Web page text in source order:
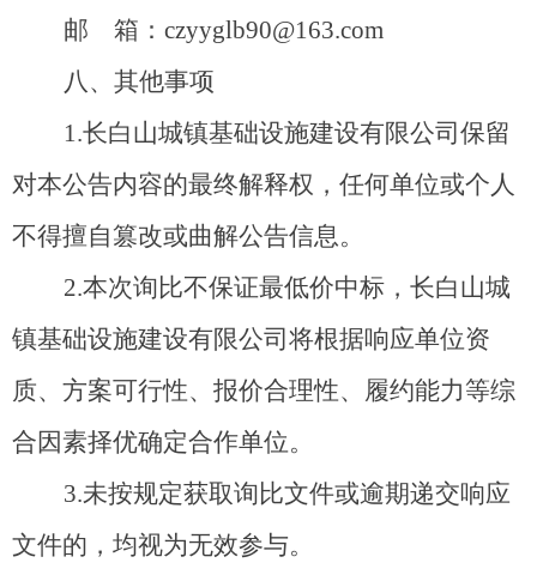
邮 箱： czyyglb90@163.com
八、其他事项
1.长白山城镇基础设施建设有限公司 保留
对本公告内容的最终解释权，任何单位或个人
不得擅自篡改或曲解公告信息。
2.本次询比不保证最低价中标， 长白山城
镇基础设施建设有限公司 将根据响应单位资
质、方案可行性、报价合理性、履约能力等综
合因素择优确定合作单位。
3.未按规定获取询比文件或逾期递交响应
文件的，均视为无效参与。